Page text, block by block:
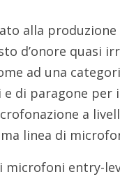
alla
d’onore quasi
ad una
di paragone per
a
linea di
microfoni entry-